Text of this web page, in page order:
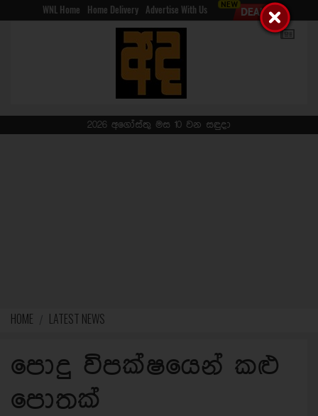
WNL Home Home Delivery Advertise With Us
2026 අගෝස්තු මස 10 වන සඳුදා
HOME LATEST NEWS
පොදු විපක්ෂයෙන් කළු
පොතක්